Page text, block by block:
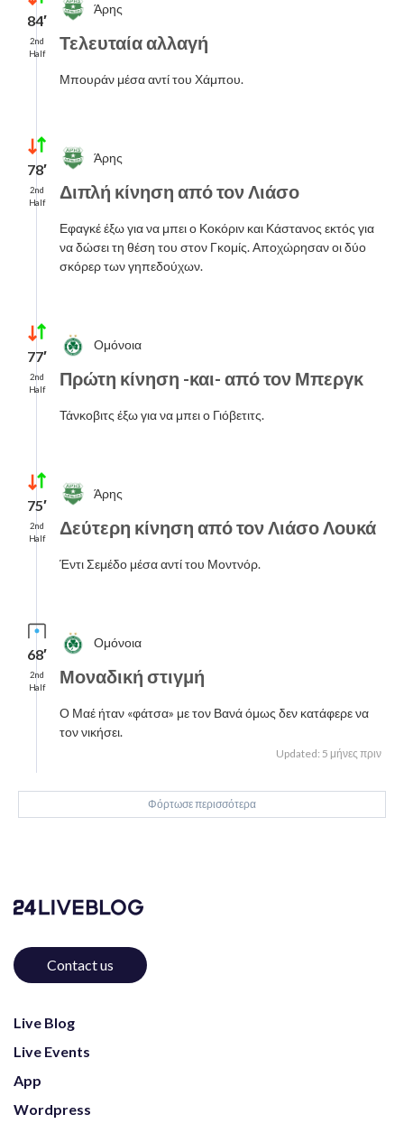
84′
2nd
Half
Άρης
Τελευταία αλλαγή
Μπουράν μέσα αντί του Χάμπου.
78′
2nd
Half
Άρης
Διπλή κίνηση από τον Λιάσο
Εφαγκέ έξω για να μπει ο Κοκόριν και Κάστανος εκτός για
να δώσει τη θέση του στον Γκομίς. Αποχώρησαν οι δύο
σκόρερ των γηπεδούχων.
77′
2nd
Half
Ομόνοια
Πρώτη κίνηση -και- από τον Μπεργκ
Τάνκοβιτς έξω για να μπει ο Γιόβετιτς.
75′
2nd
Half
Άρης
Δεύτερη κίνηση από τον Λιάσο Λουκά
Έντι Σεμέδο μέσα αντί του Μοντνόρ.
68′
2nd
Half
Ομόνοια
Μοναδική στιγμή
Ο Μαέ ήταν «φάτσα» με τον Βανά όμως δεν κατάφερε να
τον νικήσει.
Updated: 5 μήνες πριν
Φόρτωσε περισσότερα
Contact us
Live Blog
Live Events
App
Wordpress